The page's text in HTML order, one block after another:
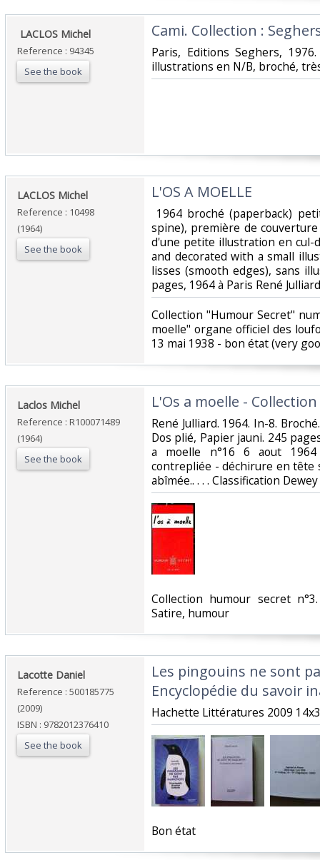
‎ LACLOS Michel‎
Reference : 94345
See the book
‎Cami. Collection :
‎Paris, Editions Seghers,
illustrations en N/B, broché,
‎LACLOS Michel‎
Reference : 10498
(1964)
See the book
‎L'OS A MOELLE‎
1964 broché (paperback)
spine), première de
d'une petite illustration en
and decorated with a small
lisses (smooth edges), sans
pages, 1964 à Paris René
‎Collection "Humour Secret"
moelle" organe officiel des
13 mai 1938 - bon état (very
‎Laclos Michel‎
Reference : R100071489
(1964)
See the book
‎L'Os a moelle -
‎René Julliard. 1964. In-8.
Dos plié, Papier jauni. 245
a moelle n°16 6 aout
contrepliée - déchirure en tête
abîmée.. . . . Classification
‎Collection humour secret
Satire, humour‎
‎Lacotte Daniel‎
Reference : 500185775
(2009)
ISBN : 9782012376410
See the book
‎Les pingouins ne sont
Encyclopédie du savoir
‎Hachette Littératures 2009
‎Bon état‎